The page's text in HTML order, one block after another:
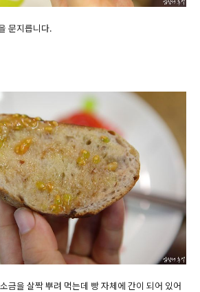
문지릅니다.
금을 살짝 뿌려 먹는데 빵 자체에 간이 되어 있어